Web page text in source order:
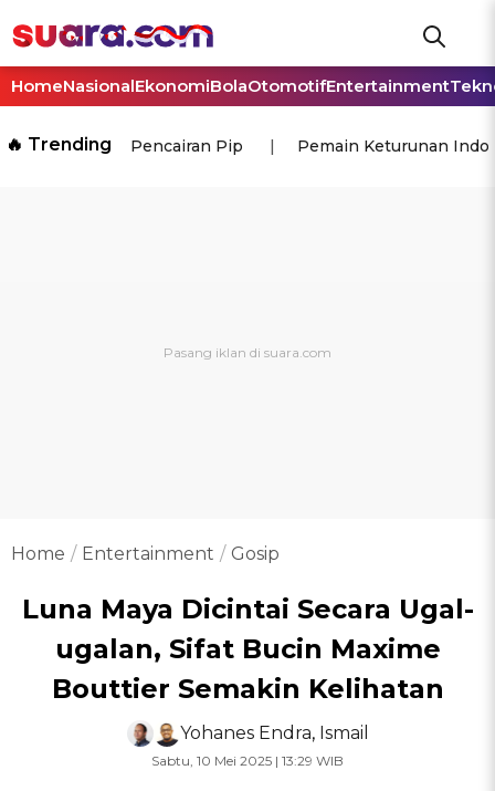
HomeNasionalEkonomiBolaOtomotifEntertainment
🔥 Trending Pencairan Pip Pemain Keturunan
Home Entertainment Gosip
Luna Maya Dicintai Secara Ugal-
ugalan, Sifat Bucin Maxime
Bouttier Semakin Kelihatan
Yohanes Endra, Ismail
Sabtu, 10 Mei 2025 | 13:29 WIB